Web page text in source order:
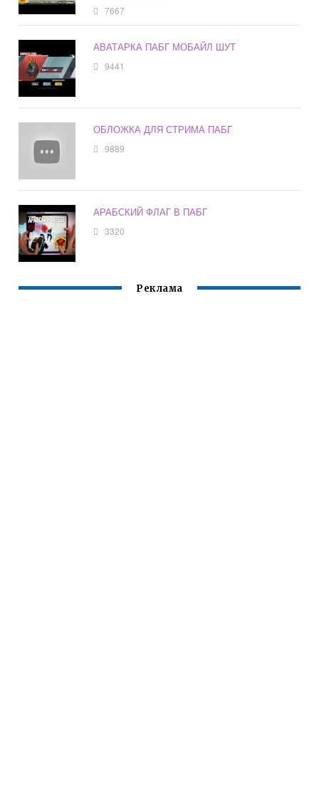
7667
АВАТАРКА ПАБГ МОБАЙЛ ШУТ
9441
ОБЛОЖКА ДЛЯ СТРИМА ПАБГ
9889
АРАБСКИЙ ФЛАГ В ПАБГ
3320
Реклама